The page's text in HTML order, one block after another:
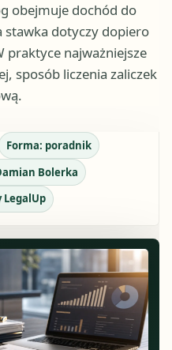
obejmuje dochód do
stawka dotyczy dopiero
praktyce najważniejsze
sposób liczenia zaliczek
Forma: poradnik
Bolerka
LegalUp